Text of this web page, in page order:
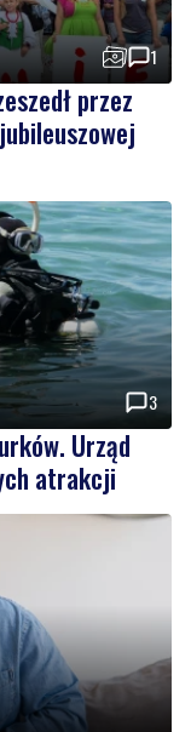
przez
3
Urząd
atrakcji
i nawyki,